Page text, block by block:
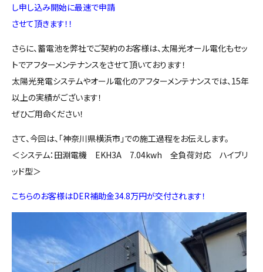
し申し込み開始に最速で申請
させて頂きます！！
さらに、蓄電池を弊社でご契約のお客様は、太陽光オール電化もセッ
トでアフターメンテナンスをさせて頂いております！
太陽光発電システムやオール電化のアフターメンテナンスでは、15年
以上の実績がございます！
ぜひご用命ください！
さて、今回は、「神奈川県横浜市」での施工過程をお伝えします。
＜システム：田淵電機 EKH3A 7.04kwh 全負荷対応 ハイブリ
ッド型＞
こちらのお客様はDER補助金34.8万円が交付されます！